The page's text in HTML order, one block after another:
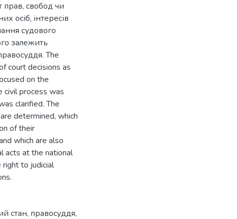
прав, свобод чи
осіб, інтересів
судового
залежить
The
court decisions as
on the
civil process was
clarified. The
determined, which
of their
which are also
acts at the national
right to judicial
стан, правосуддя,